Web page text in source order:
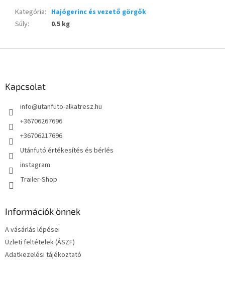
Kategória: Hajógerinc és vezető görgők
Súly: 0.5 kg
Kapcsolat
info@utanfuto-alkatresz.hu
+36706267696
+36706217696
Utánfutó értékesítés és bérlés
instagram
Trailer-Shop
Információk önnek
A vásárlás lépései
Üzleti feltételek (ÁSZF)
Adatkezelési tájékoztató